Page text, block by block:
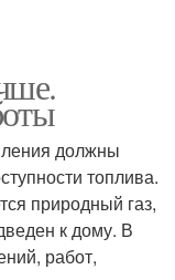
должны
топлива.
природный газ,
к дому. В
работ,